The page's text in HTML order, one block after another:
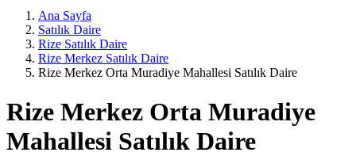
Ana Sayfa
Satılık Daire
Rize Satılık Daire
Rize Merkez Satılık Daire
Rize Merkez Orta Muradiye Mahallesi Satılık Daire
Rize Merkez Orta Muradiye
Mahallesi Satılık Daire